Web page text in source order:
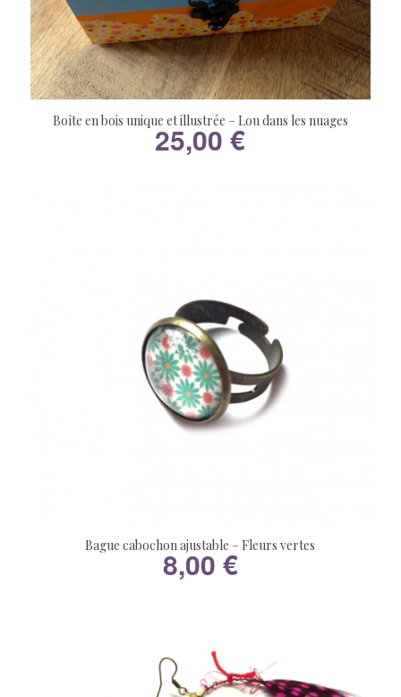
Boîte en bois unique et illustrée – Lou dans les nuages
25,00€
Bague cabochon ajustable – Fleurs vertes
8,00 €